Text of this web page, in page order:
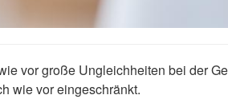
vor große Ungleichheiten bei der
wie vor eingeschränkt.